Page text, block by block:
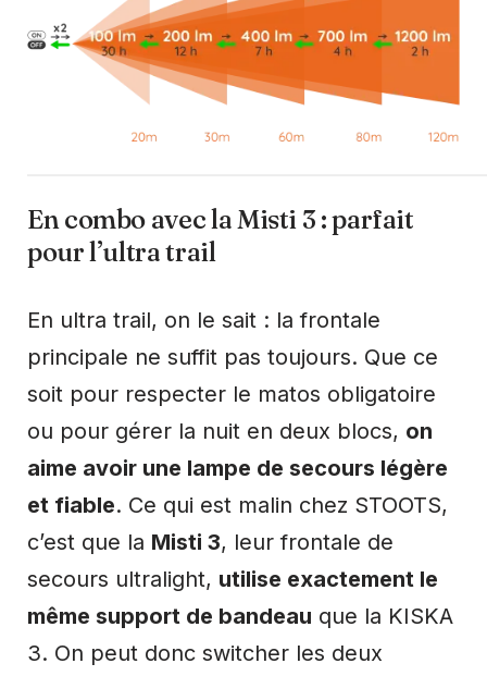
En combo avec la Misti 3 : parfait
pour l’ultra trail
En ultra trail, on le sait : la frontale
principale ne suffit pas toujours. Que ce
soit pour respecter le matos obligatoire
ou pour gérer la nuit en deux blocs, on
aime avoir une lampe de secours légère
et fiable. Ce qui est malin chez STOOTS,
c’est que la Misti 3, leur frontale de
secours ultralight, utilise exactement le
même support de bandeau que la KISKA
3. On peut donc switcher les deux